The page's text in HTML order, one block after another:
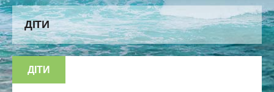
ДІТИ
ДІТИ